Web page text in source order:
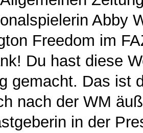
Abby
Freedom im
Du hast diese
gemacht. Das ist
nach der WM
in der